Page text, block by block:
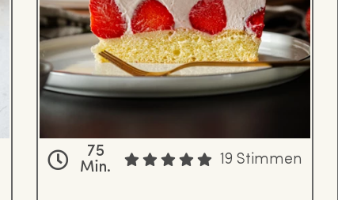
75
Min.
19 Stimmen